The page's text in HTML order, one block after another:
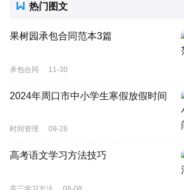
热门图文
果树园承包合同范本3篇
承包合同 11-30
2024年周口市中小学生寒假放假时间
时间管理 09-26
高考语文学习方法技巧